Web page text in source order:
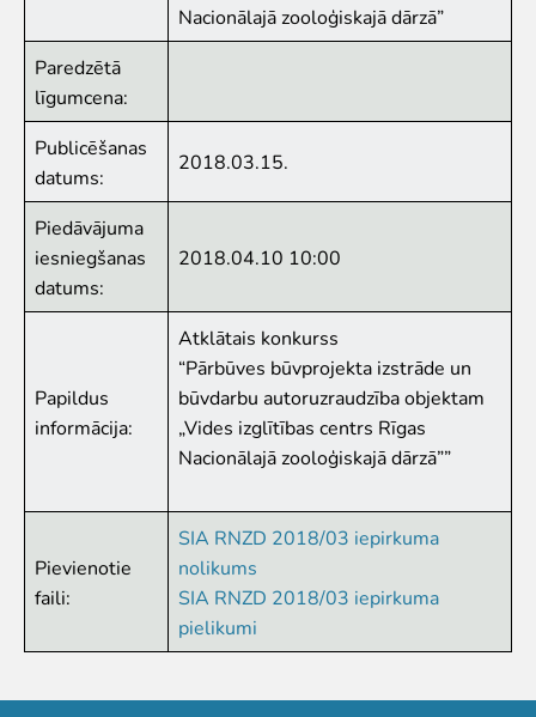
Ekskursijas
Atvērtās ekskursijas
Dzimšanas diena Rīga ZOO
Rīga ZOO slavenībām pa pēdām
Cik dažādi mēs esam
Zvērīgi Seksīgi/Riests
Visas ekskursijas
Mācību ekskursijas
Mācību nodarbības
Ekskursiju un nodarbību noteikumi
Dzīvnieki
Vēro dzīvnieku barošanu!
Lemuru tiešraide
Lauvu mājas tiešraide
Nacionālajā zooloģiskajā dārzā”
Paredzētā
līgumcena:
Publicēšanas
datums:
2018.03.15.
Piedāvājuma
iesniegšanas
datums:
2018.04.10 10:00
Papildus
informācija:
Atklātais konkurss
“Pārbūves būvprojekta izstrāde un
būvdarbu autoruzraudzība objektam
„Vides izglītības centrs Rīgas
Nacionālajā zooloģiskajā dārzā””
Pievienotie
faili:
SIA RNZD 2018/03 iepirkuma
nolikums
SIA RNZD 2018/03 iepirkuma
pielikumi